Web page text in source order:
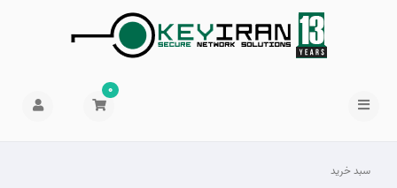
0
سبد خرید